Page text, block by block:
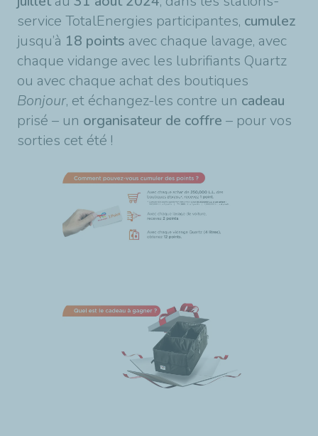
service TotalEnergies participantes, cumulez
jusqu’à 18 points avec chaque lavage, avec
chaque vidange avec les lubrifiants Quartz
ou avec chaque achat des boutiques
Bonjour, et échangez-les contre un cadeau
prisé – un organisateur de coffre – pour vos
sorties cet été !